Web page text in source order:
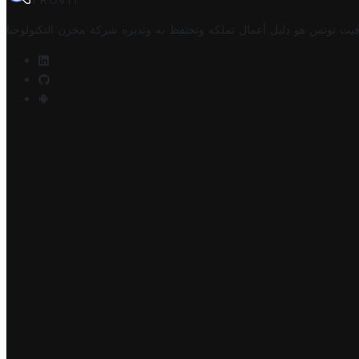
تونس هو دليل أعمال تملكه وتحتفظ به وتديره شركة مخزن التكنولوجيا